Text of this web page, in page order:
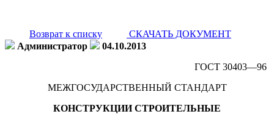
Возврат к списку
СКАЧАТЬ ДОКУМЕНТ
Администратор
04.10.2013
ГОСТ 30403—96
МЕЖГОСУДАРСТВЕННЫЙ СТАНДАРТ
КОНСТРУКЦИИ СТРОИТЕЛЬНЫЕ